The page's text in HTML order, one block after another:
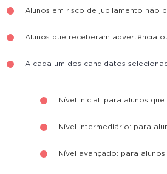
Alunos em risco de jubilamento não
Alunos que receberam advertência
A cada um dos candidatos
Nível inicial: para alunos
Nível intermediário: para
Nível avançado: para